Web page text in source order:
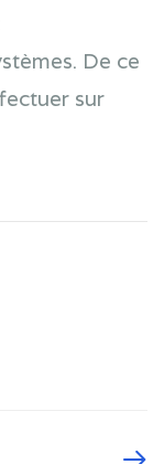
De ce
sur